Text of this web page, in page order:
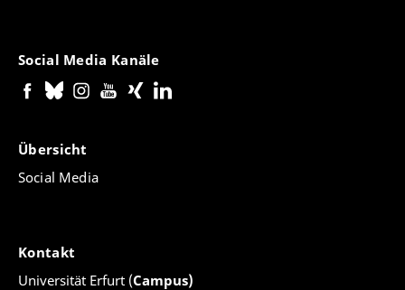
Social Media Kanäle
Übersicht
Social Media
Kontakt
Universität Erfurt (Campus)